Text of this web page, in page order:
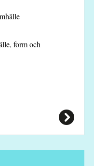
form och